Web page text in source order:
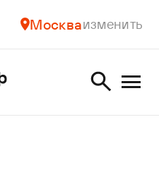
Москваизменить